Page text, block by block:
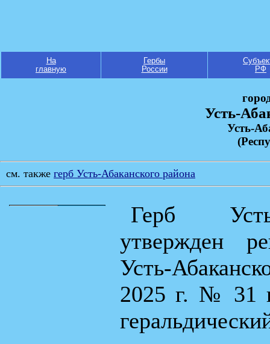
На
главную
Гербы
России
РФ
Усть-
Усть-
см. также герб Усть-Абаканского района
Герб Усть-
утвержден
Усть-
2025 г. № 31